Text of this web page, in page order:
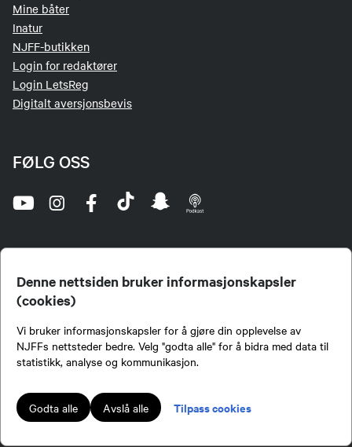
Denne nettsiden bruker informasjonskapsler
(cookies)
Vi bruker informasjonskapsler for å gjøre din opplevelse av
NJFFs nettsteder bedre. Velg "godta alle" for å bidra med data til
statistikk, analyse og kommunikasjon.
Godta alle Avslå alle Tilpass cookies
Mine båter
Inatur
NJFF-butikken
Login for redaktører
Login LetsReg
Digitalt aversjonsbevis
FØLG OSS
jegere og sportsfiskere og et av de viktigste miljøene for formidling av kunnskap om jakt og
fiske i Norge. Vi er en partipolitisk nøytral organisasjon, men har et sterkt jakt-, fiske-, og
naturpolitisk engasjement i mange saker.
Lokalforeninger tilsluttet Norges Jeger- og Fiskerforbund har ansvar for innhold de
publiserer på njff.no.